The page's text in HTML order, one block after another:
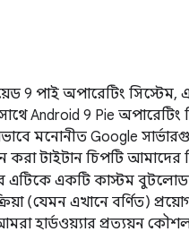
9 পাই অপারেটিং
Android 9 Pie অপারেটিং
মনোনীত Google
টাইটান চিপটি আমাদের
এটিকে একটি কাস্টম
(যেমন এখানে বর্ণিত)
হার্ডওয়্যার প্রত্যয়ন